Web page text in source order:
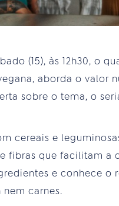
(15), às 12h30, o
aborda o valor
sobre o tema, o
cereais e
fibras que facilitam a
e conhece o
carnes.